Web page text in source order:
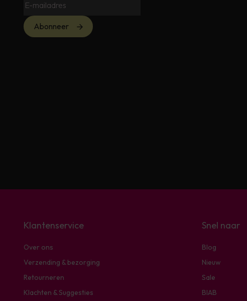
Abonneer
Klantenservice
Over ons
Verzending & bezorging
Retourneren
Klachten & Suggesties
Snel naar
Blog
Nieuw
Sale
BIAB